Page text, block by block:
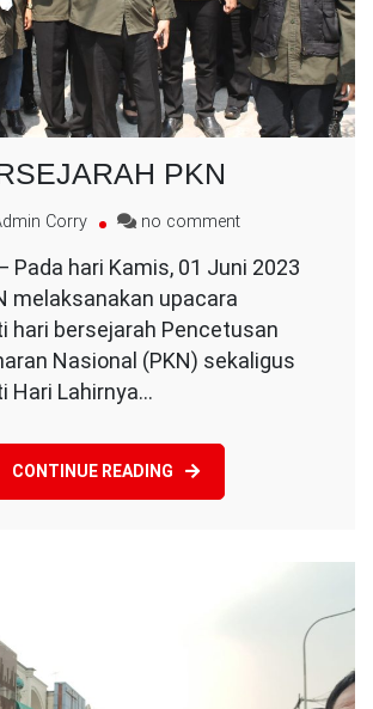
PKN
Corry no commenton
BERSEJARAH
Pada hari Kamis, 01 Juni 2023
melaksanakan upacara
hari bersejarah Pencetusan
Nasional (PKN) sekaligus
Hari Lahirnya…
CONTINUE READING